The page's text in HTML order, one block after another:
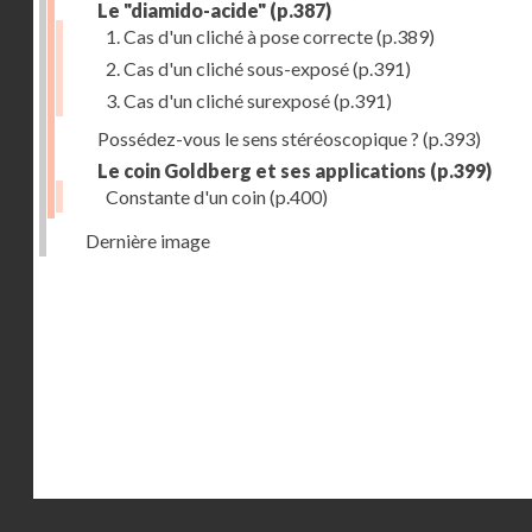
Le "diamido-acide" (p.387)
1. Cas d'un cliché à pose correcte(p.389)
2. Cas d'un cliché sous-exposé(p.391)
3. Cas d'un cliché surexposé(p.391)
Possédez-vous le sens stéréoscopique ? (p.393)
Le coin Goldberg et ses applications (p.399)
Constante d'un coin(p.400)
Dernière image